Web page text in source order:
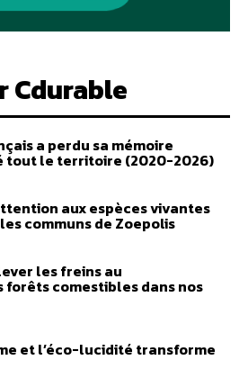
Cdurable
a perdu sa mémoire
tout le territoire (2020-2026)
aux espèces vivantes
communs de Zoepolis
les freins au
comestibles dans nos
et l’éco-lucidité transforme